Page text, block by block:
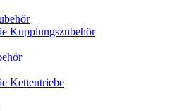
Kupplungszubehör
Kettentriebe